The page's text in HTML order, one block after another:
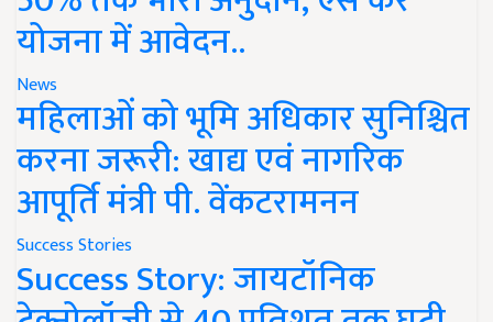
योजना में आवेदन..
News
महिलाओं को भूमि अधिकार सुनिश्चित
करना जरूरी: खाद्य एवं नागरिक
आपूर्ति मंत्री पी. वेंकटरामनन
Success Stories
Success Story: जायटॉनिक